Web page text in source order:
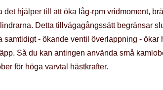
hjälper till att öka låg-rpm vridmoment,
Detta tillvägagångssätt begränsar
samtidigt - ökande ventil överlappning -
Så du kan antingen använda små
för höga varvtal hästkrafter.